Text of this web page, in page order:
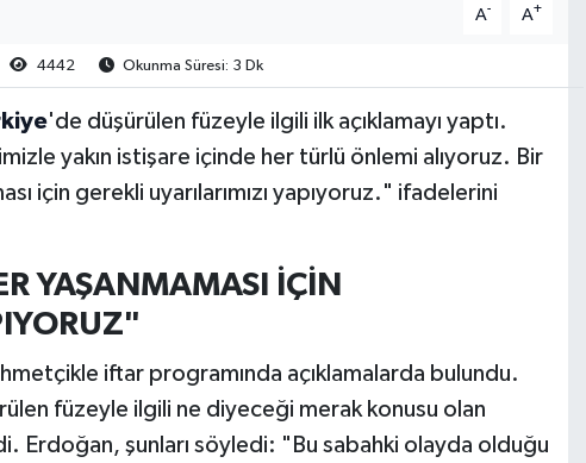
A- A+
4442 Okunma Süresi: 3 Dk
'de düşürülen füzeyle ilgili ilk açıklamayı yaptı.
yakın istişare içinde her türlü önlemi alıyoruz. Bir
için gerekli uyarılarımızı yapıyoruz." ifadelerini
YAŞANMAMASI İÇİN
iftar programında açıklamalarda bulundu.
füzeyle ilgili ne diyeceği merak konusu olan
Erdoğan, şunları söyledi: "Bu sabahki olayda olduğu